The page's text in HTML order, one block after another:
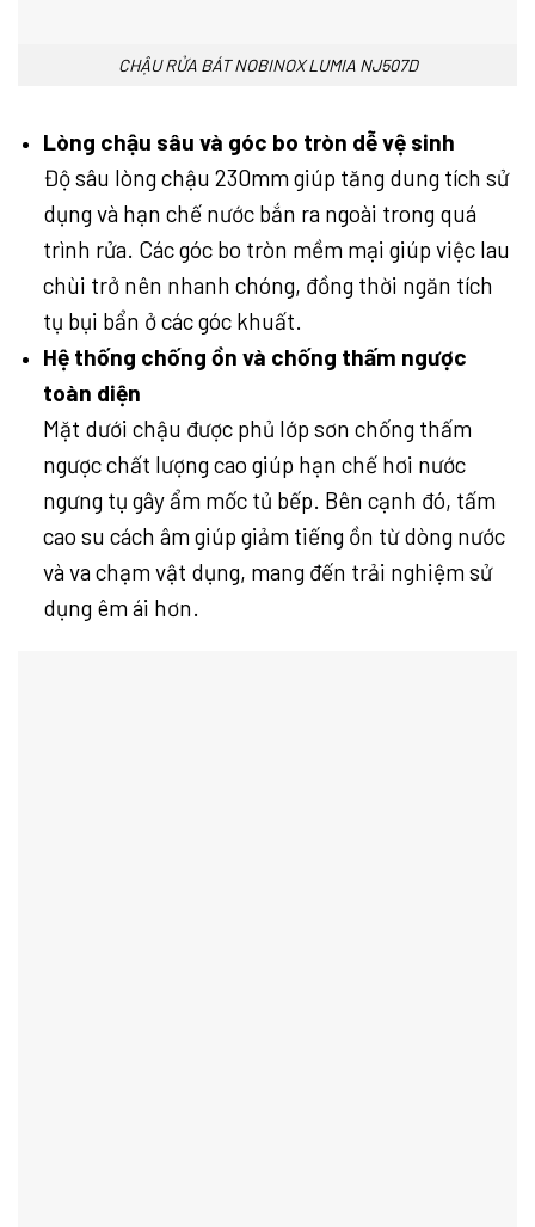
CHẬU RỬA BÁT NOBINOX LUMIA NJ507D
Lòng chậu sâu và góc bo tròn dễ vệ sinh
Độ sâu lòng chậu 230mm giúp tăng dung tích sử
dụng và hạn chế nước bắn ra ngoài trong quá
trình rửa. Các góc bo tròn mềm mại giúp việc lau
chùi trở nên nhanh chóng, đồng thời ngăn tích
tụ bụi bẩn ở các góc khuất.
Hệ thống chống ồn và chống thấm ngược
toàn diện
Mặt dưới chậu được phủ lớp sơn chống thấm
ngược chất lượng cao giúp hạn chế hơi nước
ngưng tụ gây ẩm mốc tủ bếp. Bên cạnh đó, tấm
cao su cách âm giúp giảm tiếng ồn từ dòng nước
và va chạm vật dụng, mang đến trải nghiệm sử
dụng êm ái hơn.